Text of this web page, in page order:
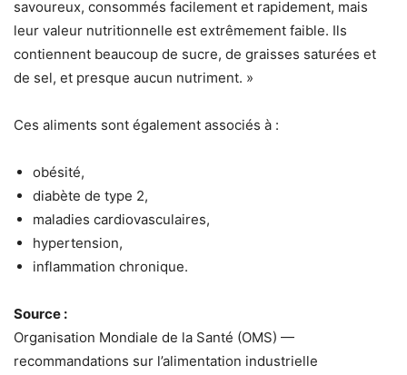
savoureux, consommés facilement et rapidement, mais
leur valeur nutritionnelle est extrêmement faible. Ils
contiennent beaucoup de sucre, de graisses saturées et
de sel, et presque aucun nutriment. »
Ces aliments sont également associés à :
obésité,
diabète de type 2,
maladies cardiovasculaires,
hypertension,
inflammation chronique.
Source :
Organisation Mondiale de la Santé (OMS) —
recommandations sur l’alimentation industrielle